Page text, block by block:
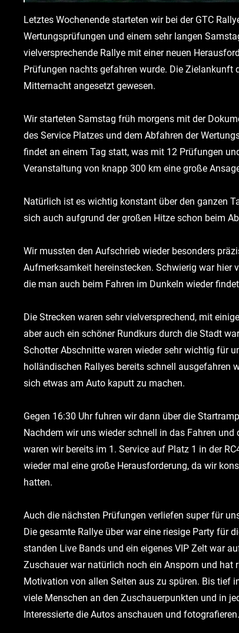
Letztes Wochenende starteten wir bei der GTC
Wertungsprüfungen und einem sehr langen
vielversprechende Rallye mit einer neuen
Prüfungen nachts gefahren wurde. Die Zielankunft
Mitternacht angesetzt gewesen.
Wir starteten Samstag früh morgens mit der
des Service Platzes und dem Abfahren der
findet an einem Tag statt, was mit 12 Prüfungen
Veranstaltung von knapp 300 km eine große
Natürlich ist es wichtig konstant über den ganzen
sich auch aufgrund der großen Hitze schon beim
Wir mussten den Aufschrieb wieder besonders
Aufmerksamkeit hereinstecken. Schwierig war hier
die man auch beim Fahren im Dunkeln wieder
Die Strecken waren sehr vielversprechend, mit
aber auch ein schöner Rundkurs durch die Stadt
Schotter Abschnitte waren wieder sehr wichtig für
holländischen Rallyes bereits schnell ausgefahren
sich etwas am Auto kaputt zu machen.
Gegen 16:30 Uhr fuhren wir dann über die
Nachdem wir uns wieder schnell in das Fahren
waren wir bereits im 1. Service auf Platz 1 in der
wieder mal eine große Herausforderung, da wir
hatten.
Auch die nächsten Prüfungen verliefen super für
Die gesamte Rallye über war eine riesige Party für
standen Live Bands und ein eigenes VIP Zelt war
Zuschauer war natürlich noch ein Ansporn und hat
Motivation von allen Seiten aus zu spüren. Bis tief
viele Menschen an den Zuschauerpunkten und in
Interessierte die Autos anschauen und fotografieren.